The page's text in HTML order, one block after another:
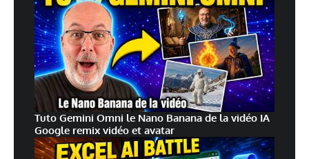
Tuto Gemini Omni le Nano Banana de la vidéo IA
Google remix vidéo et avatar